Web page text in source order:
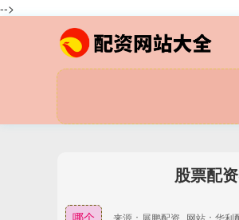
-->
股票配
哪个 来源：展鹏配资 网站：华利